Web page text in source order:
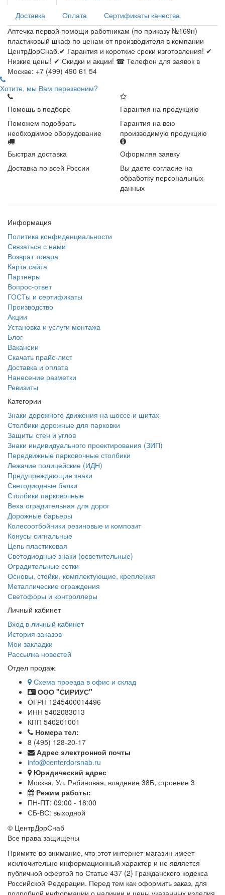
Доставка Оплата
Сертификаты качества
Аптечка первой помощи работникам (по приказу №169н)
пластиковый шкаф по ценам от производителя в компании
ЦентрДорСнаб.✔ Гарантия и короткие сроки изготовления! ✔
Низкие цены! ✔ Скидки и акции! ☎ Телефон для заявок в
Москве: +7 (499) 490 61 54
Хотите, мы Вам перезвоним?
Помощь в подборе
Поможем подобрать
необходимое оборудование
Гарантия на продукцию
Гарантия на всю
производимую продукцию
Быстрая доставка
Доставка по всей России
Оформляя заявку
Вы даете согласие на
обработку персональных
данных
Информация
Политика конфиденциальности
Связаться с нами
Возврат товара
Карта сайта
Партнёры
Вопрос-ответ
ГОСТы и сертификаты
Производство
Акции
Установка и услуги монтажа
Блог
Вакансии
Скачать прайс-лист
Доставка и оплата
Нанесение разметки
Ревизиты
Категории
Знаки дорожного движения на шоссе и щитах
Столбики дорожные для парковки
Защиты стен и углов
Знаки индивидуального проектирования (ЗИП)
Передвижные парковочные столбики
Лежачие полицейские (ИДН)
Предупреждающие знаки
Светодиодные балки
Столбики парковочные
Веха оградительная для дорог
Дорожные барьеры
Колесоотбойники резиновые и композит
Конусы сигнальные
Цепь пластиковая
Светодиодные знаки (осветительные)
Оградительные сетки
Основы, стойки, комплектующие, крепления
Металлические ограждения
Светофоры и контроллеры
Личный кабинет
Вход в личный кабинет
История заказов
Мои закладки
Рассылка новостей
Отдел продаж
Схема проезда в офис и склад
ООО "СИРИУС"
ОГРН 1245400014496
ИНН 5402083013
КПП 540201001
Номера тел:
8 (495) 128-20-17
Адрес электронной почты
info@centerdorsnab.ru
Юридический адрес
Москва, Ул. Рябиновая, владение 38Б, строение 3
Режим работы:
ПН-ПТ: 09:00 - 18:00
СБ-ВС: выходной
© ЦентрДорСнаб
Все права защищены
Примите во внимание, что этот интернет-магазин имеет
исключительно информационный характер и не является
публичной офертой по Статье 437 (2) Гражданского кодекса
Российской Федерации. Перед тем как оформить заказ, для
подробной информации о наличии и цены указанных изделия